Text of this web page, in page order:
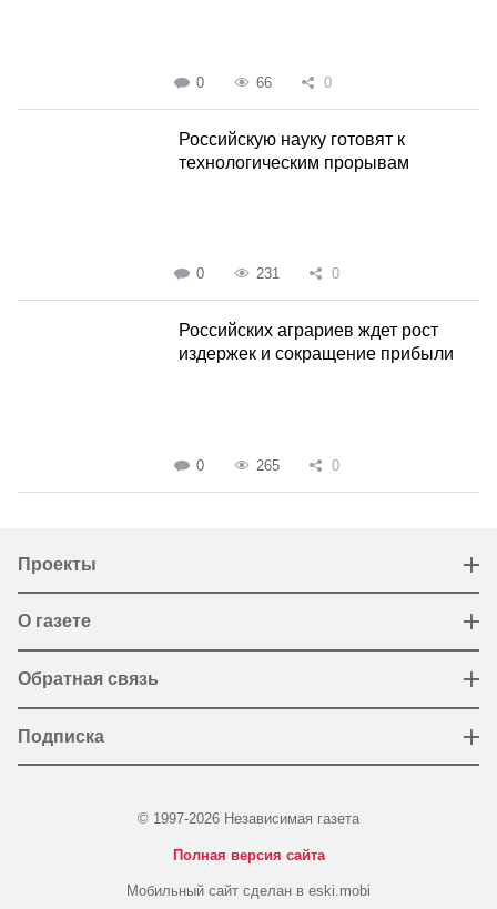
0 66 0
Российскую науку готовят к
технологическим прорывам
0 231 0
Российских аграриев ждет рост
издержек и сокращение прибыли
0 265 0
Проекты
О газете
Обратная связь
Подписка
© 1997-2026 Независимая газета
Полная версия сайта
Мобильный сайт сделан в eski.mobi